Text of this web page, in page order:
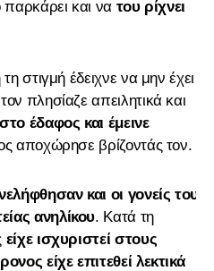
και να του ρίχνει
στιγμή έδειχνε να μην έχει
πλησίαζε απειλητικά και
έδαφος και έμεινε
αποχώρησε βρίζοντάς τον.
και οι γονείς του
ανηλίκου. Κατά τη
είχε ισχυριστεί στους
είχε επιτεθεί λεκτικά